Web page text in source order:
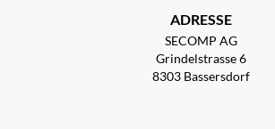
ADRESSE
SECOMP AG
Grindelstrasse 6
8303 Bassersdorf